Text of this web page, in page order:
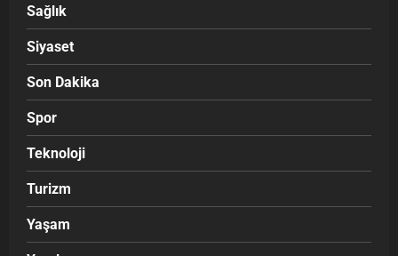
Sağlık
Siyaset
Son Dakika
Spor
Teknoloji
Turizm
Yaşam